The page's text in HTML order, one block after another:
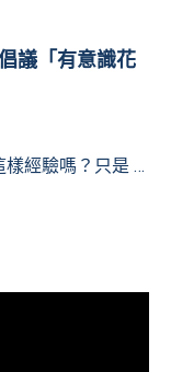
議「有意識花
樣經驗嗎？只是 …